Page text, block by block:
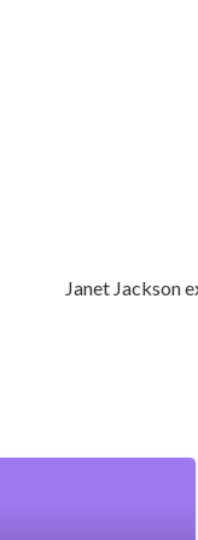
Janet Jackson